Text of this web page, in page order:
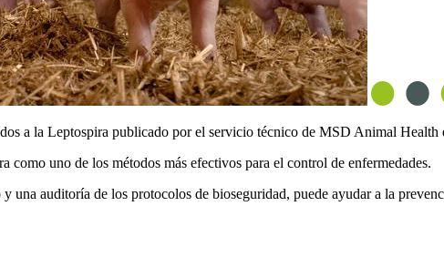
a la Leptospira publicado por el servicio técnico de MSD Animal Health
como uno de los métodos más efectivos para el control de enfermedades.
auditoría de los protocolos de bioseguridad, puede ayudar a la